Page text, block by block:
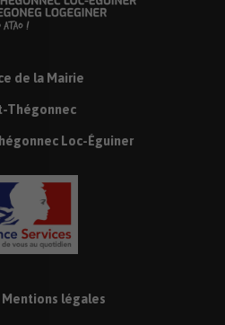
de la Mairie
Thégonnec
Loc-Éguiner
Mentions légales